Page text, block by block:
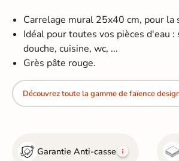
Carrelage mural 25x40 cm, pour la
Idéal pour toutes vos pièces d'eau :
douche, cuisine, wc, ...
Grès pâte rouge.
Découvrez toute la gamme de faïence
Garantie Anti-casse